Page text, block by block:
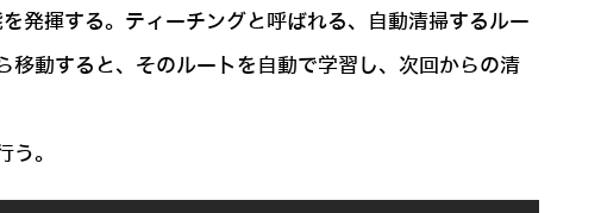
発揮する。ティーチングと呼ばれる、自動清掃するルー
移動すると、そのルートを自動で学習し、次回からの清
。